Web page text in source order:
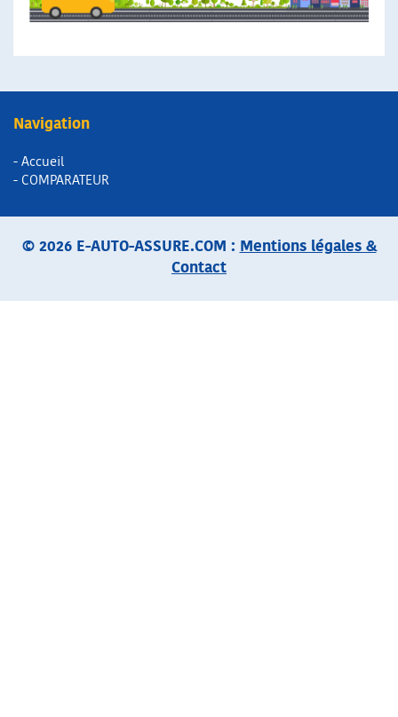
Navigation
- Accueil
- COMPARATEUR
© 2026 E-AUTO-ASSURE.COM : Mentions légales &
Contact